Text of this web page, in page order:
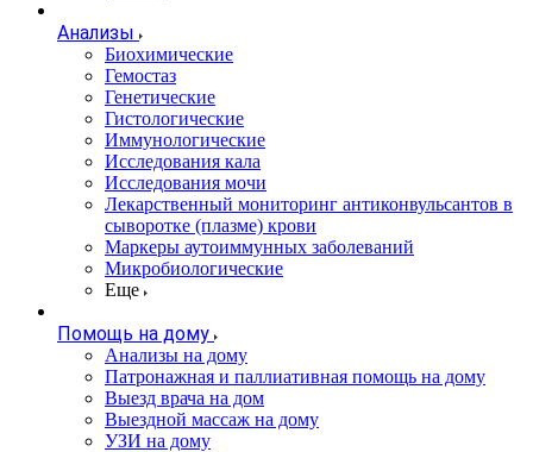
Анализы
Биохимические
Гемостаз
Генетические
Гистологические
Иммунологические
Исследования кала
Исследования мочи
Лекарственный мониторинг антиконвульсантов в
сыворотке (плазме) крови
Маркеры аутоиммунных заболеваний
Микробиологические
Еще
Помощь на дому
Анализы на дому
Патронажная и паллиативная помощь на дому
Выезд врача на дом
Выездной массаж на дому
УЗИ на дому